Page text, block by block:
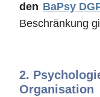
den BaPsy
Beschränkung
2.
Organisation